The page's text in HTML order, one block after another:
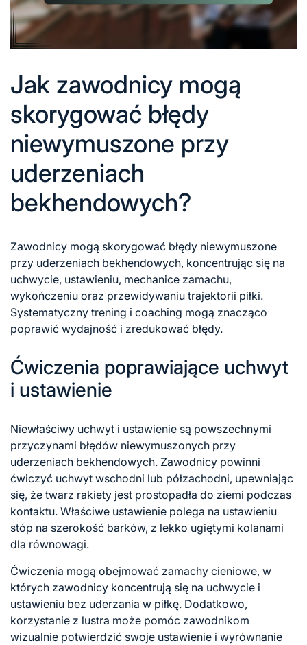
Jak zawodnicy mogą
skorygować błędy
niewymuszone przy
uderzeniach
bekhendowych?
Zawodnicy mogą skorygować błędy niewymuszone
przy uderzeniach bekhendowych, koncentrując się na
uchwycie, ustawieniu, mechanice zamachu,
wykończeniu oraz przewidywaniu trajektorii piłki.
Systematyczny trening i coaching mogą znacząco
poprawić wydajność i zredukować błędy.
Ćwiczenia poprawiające uchwyt
i ustawienie
Niewłaściwy uchwyt i ustawienie są powszechnymi
przyczynami błędów niewymuszonych przy
uderzeniach bekhendowych. Zawodnicy powinni
ćwiczyć uchwyt wschodni lub półzachodni, upewniając
się, że twarz rakiety jest prostopadła do ziemi podczas
kontaktu. Właściwe ustawienie polega na ustawieniu
stóp na szerokość barków, z lekko ugiętymi kolanami
dla równowagi.
Ćwiczenia mogą obejmować zamachy cieniowe, w
których zawodnicy koncentrują się na uchwycie i
ustawieniu bez uderzania w piłkę. Dodatkowo,
korzystanie z lustra może pomóc zawodnikom
wizualnie potwierdzić swoje ustawienie i wyrównanie